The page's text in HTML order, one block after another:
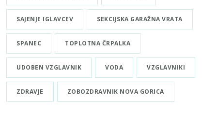
SAJENJE IGLAVCEV SEKCIJSKA GARAŽNA VRATA
SPANEC TOPLOTNA ČRPALKA
UDOBEN VZGLAVNIK VODA VZGLAVNIKI
ZDRAVJE ZOBOZDRAVNIK NOVA GORICA